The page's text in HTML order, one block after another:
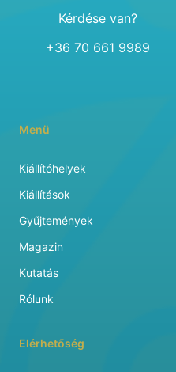
Kérdése van?
+36 70 661 9989
Menü
Kiállítóhelyek
Kiállítások
Gyűjtemények
Magazin
Kutatás
Rólunk
Elérhetőség